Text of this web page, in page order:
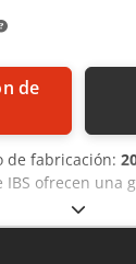
de fabricación:
IBS ofrecen una
cual es
y en lugares
propia fuente de